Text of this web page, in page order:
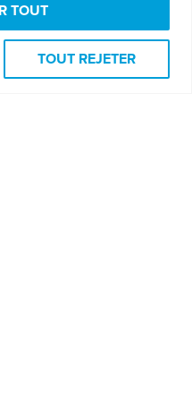
TOUT REJETER
TOUT